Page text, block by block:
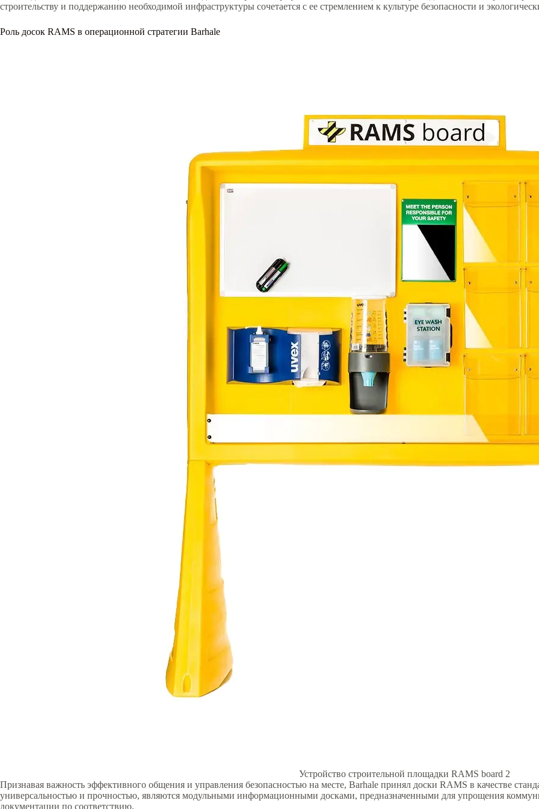
строительству и поддержанию необходимой инфраструктуры сочетается с ее стремлением к культуре безопасности и
Роль досок RAMS в операционной стратегии Barhale
Устройство строительной площадки RAMS board 2
Признавая важность эффективного общения и управления безопасностью на месте, Barhale принял доски RAMS в качестве
универсальностью и прочностью, являются модульными информационными досками, предназначенными для упрощения
документации по соответствию.